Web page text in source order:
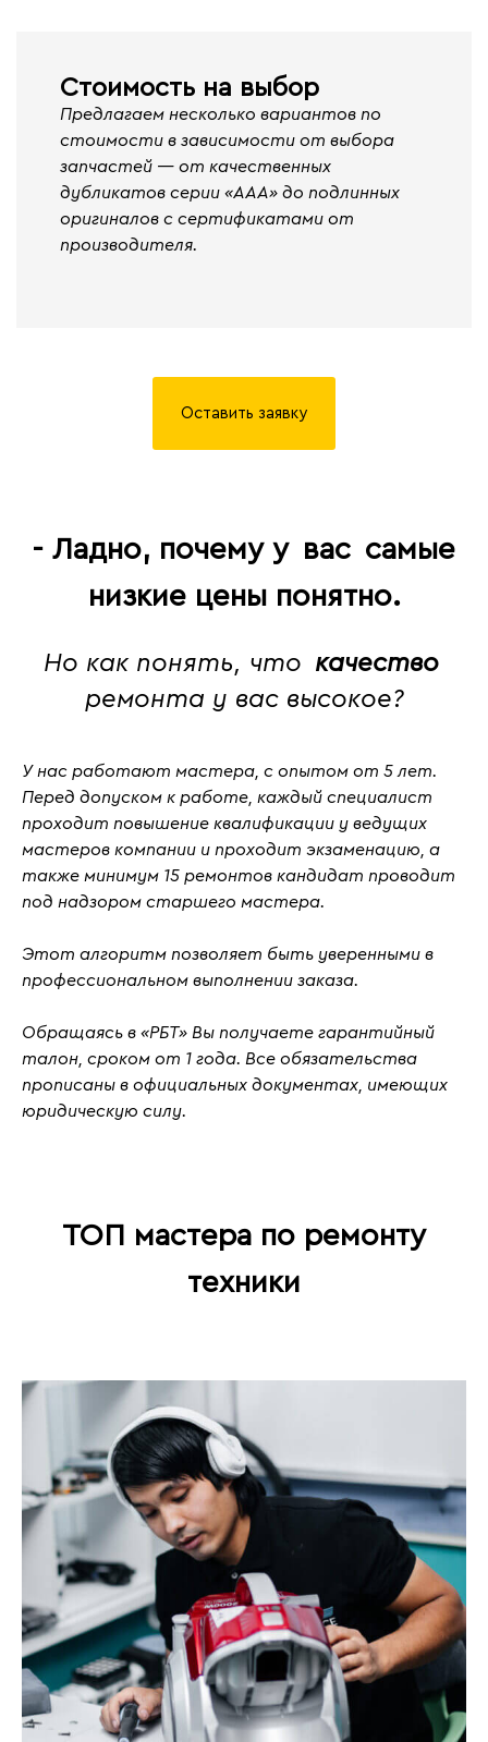
Стоимость на выбор
Предлагаем несколько вариантов по
стоимости в зависимости от выбора
запчастей — от качественных
дубликатов серии «ААА» до подлинных
оригиналов с сертификатами от
производителя.
Оставить заявку
- Ладно, почему у вас самые
низкие цены понятно.
Но как понять, что качество
ремонта у вас высокое?
У нас работают мастера, с опытом от 5 лет.
Перед допуском к работе, каждый специалист
проходит повышение квалификации у ведущих
мастеров компании и проходит экзаменацию, а
также минимум 15 ремонтов кандидат проводит
под надзором старшего мастера.
Этот алгоритм позволяет быть уверенными в
профессиональном выполнении заказа.
Обращаясь в «РБТ» Вы получаете гарантийный
талон, сроком от 1 года. Все обязательства
прописаны в официальных документах, имеющих
юридическую силу.
ТОП мастера по ремонту
техники